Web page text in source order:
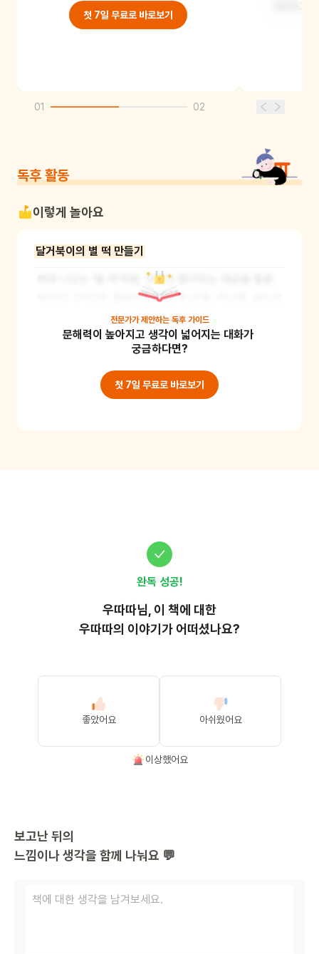
첫 7일 무료로 바로보기
용감하고
01 02
독후 활동
이렇게 놀아요
달거북이의 별 떡 만들기
책에 나오는 '별 떡'처럼, 아이가 좋아하는 재료를 활용
해 작은 간식(예: 클레이로 만든 떡 모형, 카나페, 샌드위
치 등)을 함께 만들어보는 활동이에요. 거북이가 별 떡
을 만들 때처럼 정성과 손재주를 발휘하게 해주세요.
전문가가 제안하는 독후 가이드
문해력이 높아지고 생각이 넓어지는 대화가
궁금하다면?
첫 7일 무료로 바로보기
완독 성공!
우따따님, 이 책에 대한
우따따의 이야기가 어떠셨나요?
좋았어요 아쉬웠어요
이상했어요
보고난 뒤의
느낌이나 생각을 함께 나눠요 💬